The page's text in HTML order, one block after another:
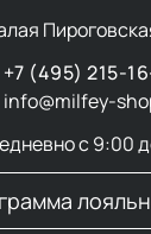
+7 (495) 215-
info@milfey-
с 9:00